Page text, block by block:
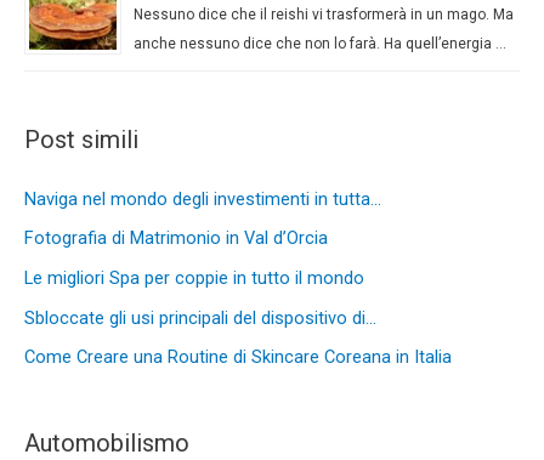
Nessuno dice che il reishi vi trasformerà in un mago. Ma
anche nessuno dice che non lo farà. Ha quell’energia …
Post simili
Naviga nel mondo degli investimenti in tutta…
Fotografia di Matrimonio in Val d’Orcia
Le migliori Spa per coppie in tutto il mondo
Sbloccate gli usi principali del dispositivo di…
Come Creare una Routine di Skincare Coreana in Italia
Automobilismo